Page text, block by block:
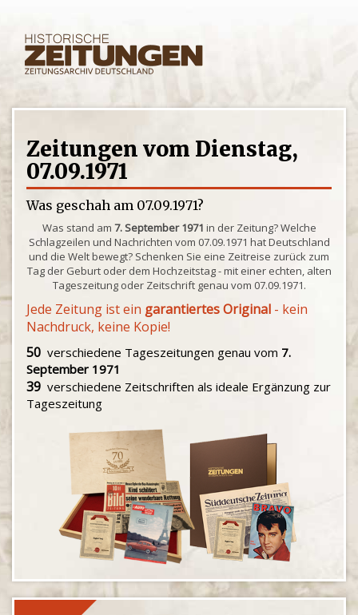
Zeitungen vom Dienstag,
07.09.1971
Was geschah am 07.09.1971?
Was stand am 7. September 1971 in der Zeitung? Welche
Schlagzeilen und Nachrichten vom 07.09.1971 hat Deutschland
und die Welt bewegt? Schenken Sie eine Zeitreise zurück zum
Tag der Geburt oder dem Hochzeitstag - mit einer echten, alten
Tageszeitung oder Zeitschrift genau vom 07.09.1971.
Jede Zeitung ist ein garantiertes Original - kein
Nachdruck, keine Kopie!
50 verschiedene Tageszeitungen genau vom 7.
September 1971
39 verschiedene Zeitschriften als ideale Ergänzung zur
Tageszeitung